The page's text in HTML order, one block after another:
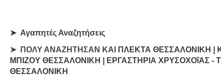
➤ Αγαπητές Αναζητήσεις
➤ ΠΟΛΥ ΑΝΑΖΗΤΗΣΑΝ ΚΑΙ
ΠΛΕΚΤΑ ΘΕΣΣΑΛΟΝΙΚΗ
ΜΠΙΖΟΥ ΘΕΣΣΑΛΟΝΙΚΗ
ΕΡΓΑΣΤΗΡΙΑ ΧΡΥΣΟΧΟΐΑΣ -
ΘΕΣΣΑΛΟΝΙΚΗ